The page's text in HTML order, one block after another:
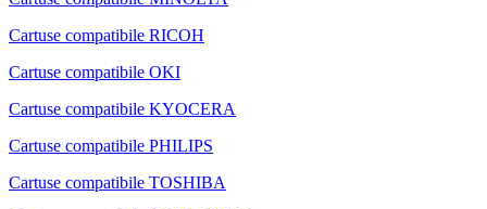
Cartuse compatibile RICOH
Cartuse compatibile OKI
Cartuse compatibile KYOCERA
Cartuse compatibile PHILIPS
Cartuse compatibile TOSHIBA